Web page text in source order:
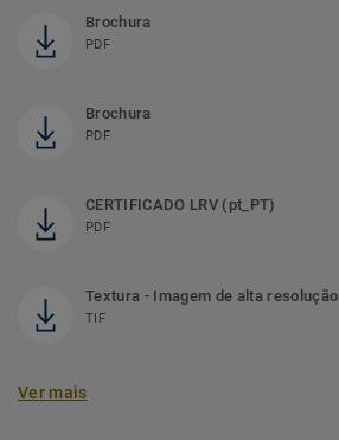
Brochura
PDF
Brochura
PDF
CERTIFICADO LRV (pt_PT)
PDF
Textura - Imagem de alta resolução
TIF
Ver mais